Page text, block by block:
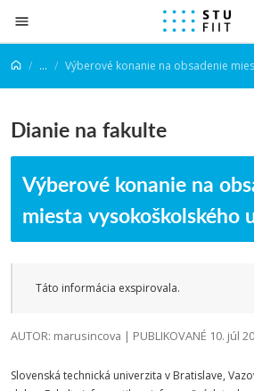
Prejsť na obsah
... Výberové konanie na obsadenie miesta
Dianie na fakulte
Výberové konanie na
miesta vysokoškolského
Táto informácia exspirovala.
AUTOR: marusincova | PUBLIKOVANÉ 10. júl
Slovenská technická univerzita v Bratislave,